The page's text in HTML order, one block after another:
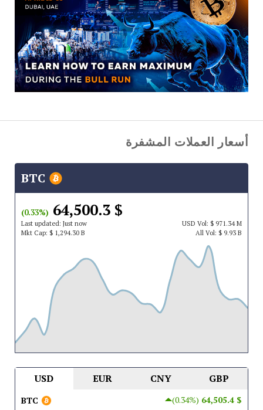
أسعار العملات المشفرة
$ 64,500.3
(0.33%)
Last updated: Just now USDVol: $ 971.34 M
Mkt Cap: $ 1,294.30 B All Vol: $ 9.93 B
USD EUR CNY GBP
$ 64,505.4
(0.34%)
BTC